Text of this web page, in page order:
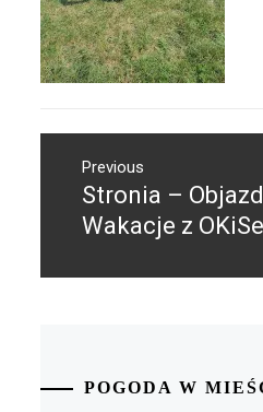
wpisuPrevious
Previous
post:
Stronia –
Wakacje z
POGODA W